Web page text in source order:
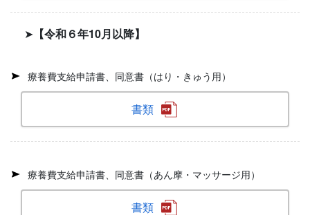
➤ 【令和６年10月以降】
療養費支給申請書、同意書（はり・きゅう用）
書類
療養費支給申請書、同意書（あん摩・マッサージ用）
書類